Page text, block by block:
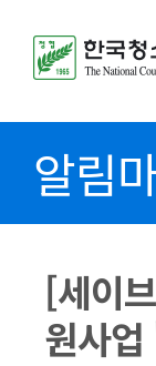
알림
[세이
원사